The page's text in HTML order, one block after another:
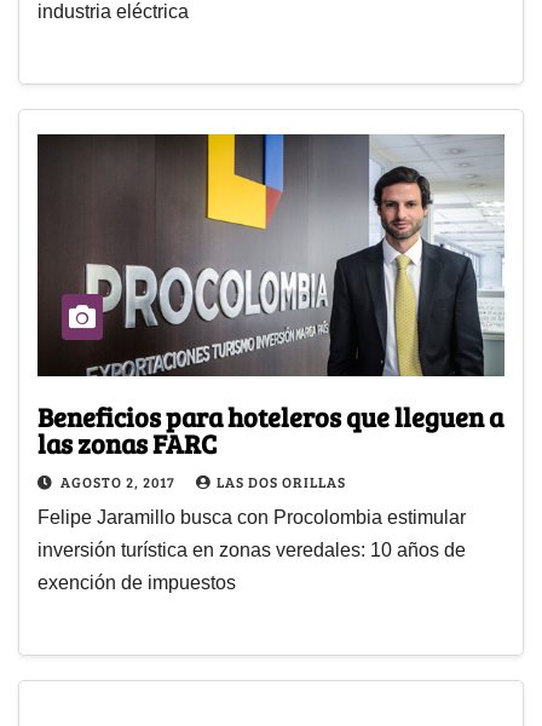
industria eléctrica
Beneficios para hoteleros que lleguen a
las zonas FARC
AGOSTO 2, 2017 LAS DOS ORILLAS
Felipe Jaramillo busca con Procolombia estimular
inversión turística en zonas veredales: 10 años de
exención de impuestos